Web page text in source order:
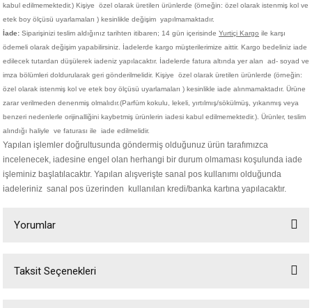
kabul edilmemektedir.) Kişiye
özel olarak üretilen ürünlerde (örneğin: özel olarak istenmiş kol ve
etek boy ölçüsü uyarlamaları ) kesinlikle değişim yapılmamaktadır.
İade: Siparişinizi teslim aldığınız tarihten itibaren; 14 gün içerisinde Yurtiçi Kargo ile karşı
ödemeli olarak değişim yapabilirsiniz. İadelerde kargo müşterilerimize aittir. Kargo bedeliniz iade
edilecek tutardan düşülerek iadeniz yapılacaktır. İadelerde fatura altında yer alan ad- soyad ve
imza bölümleri doldurularak geri gönderilmelidir. Kişiye
özel olarak üretilen ürünlerde (örneğin:
özel olarak istenmiş kol ve etek boy ölçüsü uyarlamaları ) kesinlikle iade alınmamaktadır. Ürüne
zarar verilmeden denenmiş olmalıdır.(Parfüm kokulu, lekeli, yırtılmış/sökülmüş, yıkanmış veya
benzeri nedenlerle orijinalliğini kaybetmiş ürünlerin iadesi kabul edilmemektedir.). Ürünler, teslim
alındığı haliyle ve faturası ile iade edilmelidir.
Yapılan işlemler doğrultusunda göndermiş olduğunuz ürün tarafımızca
incelenecek, iadesine engel olan herhangi bir durum olmaması koşulunda iade
işleminiz başlatılacaktır. Yapılan alışverişte sanal pos kullanımı olduğunda
iadeleriniz sanal pos üzerinden kullanılan kredi/banka kartına yapılacaktır.
Yorumlar
Taksit Seçenekleri